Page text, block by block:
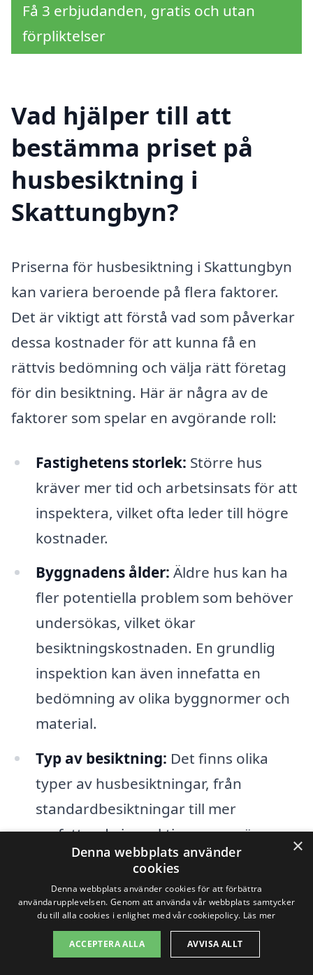
Få 3 erbjudanden, gratis och utan
förpliktelser
Vad hjälper till att
bestämma priset på
husbesiktning i
Skattungbyn?
Priserna för husbesiktning i Skattungbyn
kan variera beroende på flera faktorer.
Det är viktigt att förstå vad som påverkar
dessa kostnader för att kunna få en
rättvis bedömning och välja rätt företag
för din besiktning. Här är några av de
faktorer som spelar en avgörande roll:
Fastighetens storlek: Större hus
kräver mer tid och arbetsinsats för att
inspektera, vilket ofta leder till högre
kostnader.
Byggnadens ålder: Äldre hus kan ha
fler potentiella problem som behöver
undersökas, vilket ökar
besiktningskostnaden. En grundlig
inspektion kan även innefatta en
bedömning av olika byggnormer och
material.
Typ av besiktning: Det finns olika
typer av husbesiktningar, från
standardbesiktningar till mer
omfattande inspektioner som även
inkluderar fuktutvärdering och
energideklarationer. Valet av
besiktningstyp påverkar också priset.
Företagets erfarnhet:Kända och
×
Denna webbplats använder
cookies
Denna webbplats använder cookies för att förbättra
användarupplevelsen. Genom att använda vår webbplats samtycker
du till alla cookies i enlighet med vår cookiepolicy. Läs mer
ACCEPTERA ALLA AVVISA ALLT